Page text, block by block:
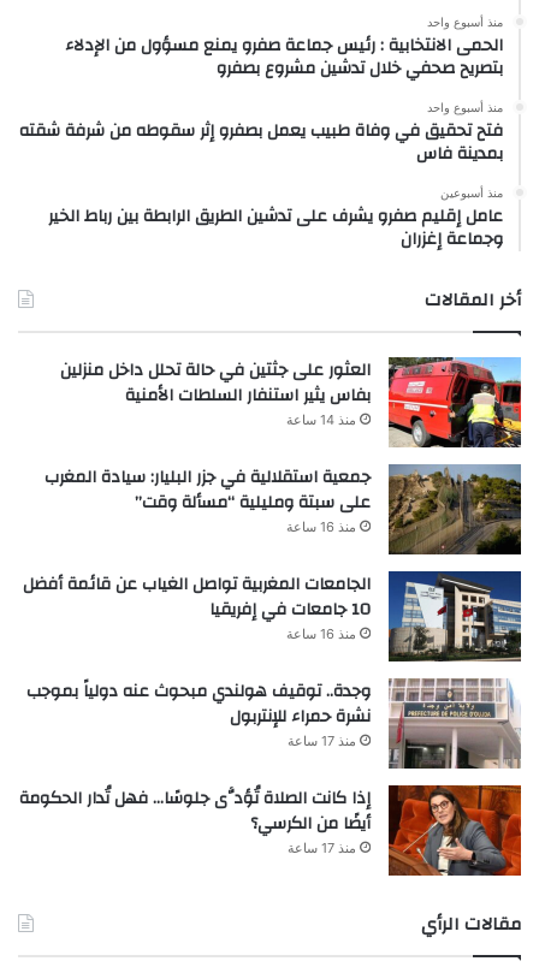
منذ أسبوع واحد
الحمى الانتخابية : رئيس جماعة صفرو يمنع مسؤول من الإدلاء
بتصريح صحفي خلال تدشين مشروع بصفرو
منذ أسبوع واحد
فتح تحقيق في وفاة طبيب يعمل بصفرو إثر سقوطه من شرفة شقته
بمدينة فاس
منذ أسبوعين
عامل إقليم صفرو يشرف على تدشين الطريق الرابطة بين رباط الخير
وجماعة إغزران
أخر المقالات
العثور على جثتين في حالة تحلل داخل منزلين
بفاس يثير استنفار السلطات الأمنية
منذ 14 ساعة
جمعية استقلالية في جزر البليار: سيادة المغرب
على سبتة ومليلية “مسألة وقت”
منذ 16 ساعة
الجامعات المغربية تواصل الغياب عن قائمة أفضل
10 جامعات في إفريقيا
منذ 16 ساعة
وجدة.. توقيف هولندي مبحوث عنه دولياً بموجب
نشرة حمراء للإنتربول
منذ 17 ساعة
إذا كانت الصلاة تُؤدَّى جلوسًا… فهل تُدار الحكومة
أيضًا من الكرسي؟
منذ 17 ساعة
مقالات الرأي